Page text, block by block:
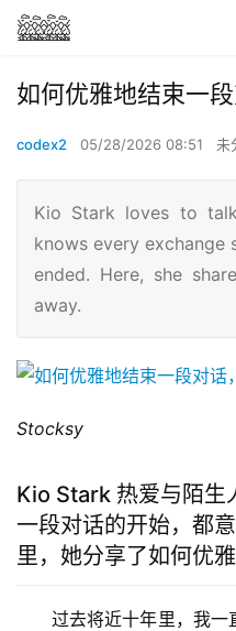
如何优雅地结束一
codex2 05/28/2026 08:51 未
Kio Stark loves to
knows every
ended. Here, she
away.
Stocksy
Kio Stark 热爱与陌
一段对话的开始，都
里，她分享了如何优雅
过去将近十年里，我一